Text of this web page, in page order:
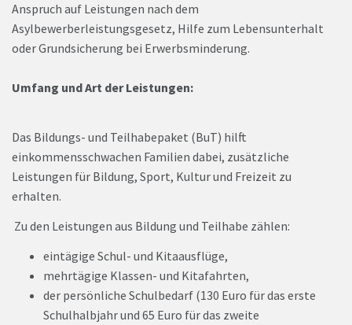
Anspruch auf Leistungen nach dem
Asylbewerberleistungsgesetz, Hilfe zum Lebensunterhalt
oder Grundsicherung bei Erwerbsminderung.
Umfang und Art der Leistungen:
Das Bildungs- und Teilhabepaket (BuT) hilft
einkommensschwachen Familien dabei, zusätzliche
Leistungen für Bildung, Sport, Kultur und Freizeit zu
erhalten.
Zu den Leistungen aus Bildung und Teilhabe zählen:
eintägige Schul- und Kitaausflüge,
mehrtägige Klassen- und Kitafahrten,
der persönliche Schulbedarf (130 Euro für das erste
Schulhalbjahr und 65 Euro für das zweite